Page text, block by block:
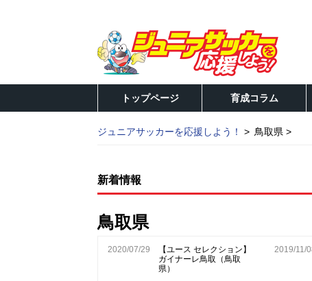
トップページ 育成コラム
ジュニアサッカーを応援しよう！ 鳥取県
新着情報
鳥取県
2020/07/29
【ユース セレクション】
ガイナーレ鳥取（鳥取
県）
2019/11/